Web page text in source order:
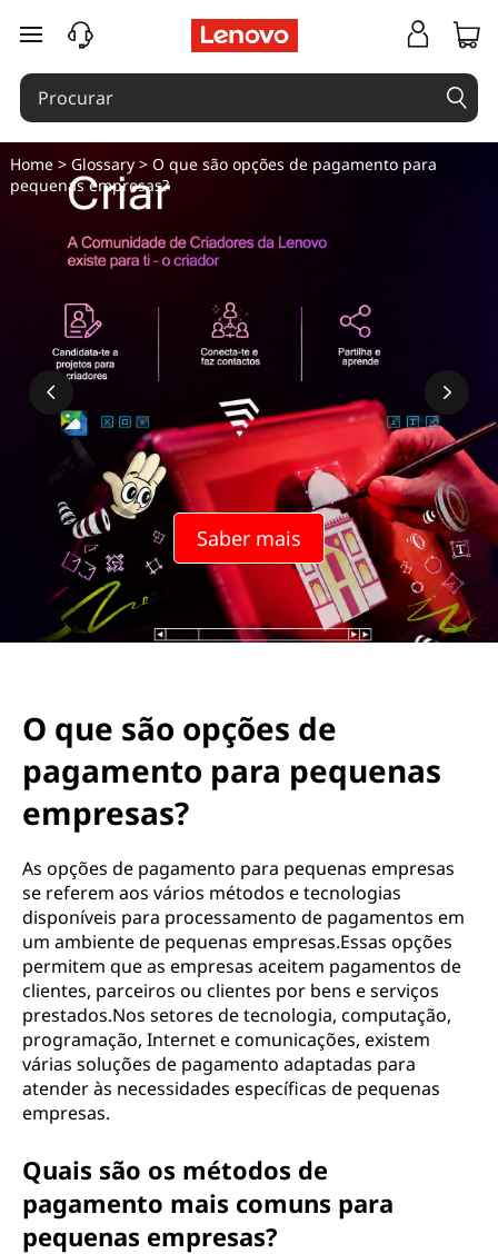
saltar para o conteúdo principal
Saber mais
Home> Glossary> O que são opções de pagamento para
pequenas empresas?
O que são opções de
pagamento para pequenas
empresas?
As opções de pagamento para pequenas empresas
se referem aos vários métodos e tecnologias
disponíveis para processamento de pagamentos em
um ambiente de pequenas empresas.Essas opções
permitem que as empresas aceitem pagamentos de
clientes, parceiros ou clientes por bens e serviços
prestados.Nos setores de tecnologia, computação,
programação, Internet e comunicações, existem
várias soluções de pagamento adaptadas para
atender às necessidades específicas de pequenas
empresas.
Quais são os métodos de
pagamento mais comuns para
pequenas empresas?